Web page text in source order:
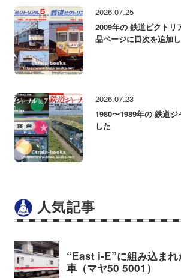
2026.07.25
2009年の 鉄道ピクトリ
品ページに目次を追加
2026.07.23
1980〜1989年の 鉄道
した
人気記事